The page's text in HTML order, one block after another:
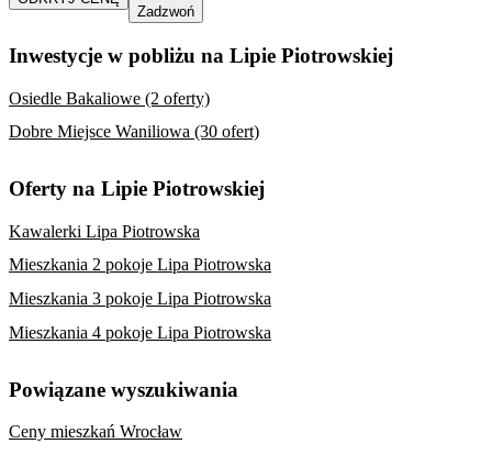
Zadzwoń
Inwestycje w pobliżu na Lipie Piotrowskiej
Osiedle Bakaliowe (2 oferty)
Dobre Miejsce Waniliowa (30 ofert)
Oferty na Lipie Piotrowskiej
Kawalerki Lipa Piotrowska
Mieszkania 2 pokoje Lipa Piotrowska
Mieszkania 3 pokoje Lipa Piotrowska
Mieszkania 4 pokoje Lipa Piotrowska
Powiązane wyszukiwania
Ceny mieszkań Wrocław